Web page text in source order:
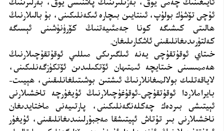
ئۇچى تۆشۈك بولۇپ، ئىنتايىن بىچارە ئىكەنلىكىنى، بۇ بالىلارنىڭ
ھالىتى كىشىگە كونا جەمئىيەتنىڭ كۆرۈنۈشىنى ئېسىگە
كەلتۈرىدىغانلىقىنى ئاشكارىلىغان.
خىتاي ئوقۇتقۇچى يەنە ئىلگىرىكى مىللىي ئوقۇتقۇچىلارنىڭ
ھەممىسىنى خىتايچە ئىمتىھان ئۆتكىلىدىن ئۆتكۈزگەنلىكىنى،
لاياقەتلىك بولالمىغانلارنىڭ ئىشتىن بوشىتىلغانلىقىنى، ھېيىت-
بايراملاردا ئوقۇتقۇچى-ئوقۇغۇچىلارنىڭ ئۇيغۇرچە تاخشىلارنى
ئېيتىشى بىردەك چەكلەنگەنلىكىنى، پارتىيەنى ماختايدىغان
ناخشىلارنى بىر تۇتاش ئېيتىشقا مەجبۇرلىنىدىغانلىقىنى، ئۇيغۇر